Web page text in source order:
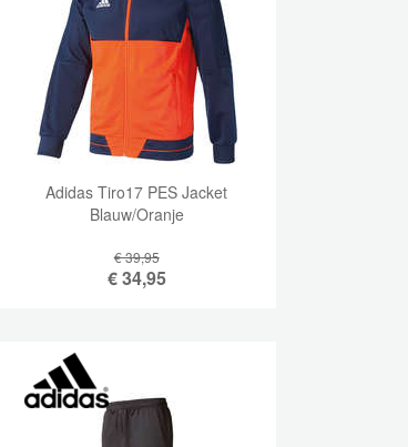
Adidas Tiro17 PES Jacket
Blauw/Oranje
€ 39,95
€34,95